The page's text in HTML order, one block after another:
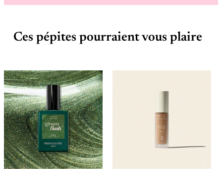
Ces pépites pourraient vous plaire